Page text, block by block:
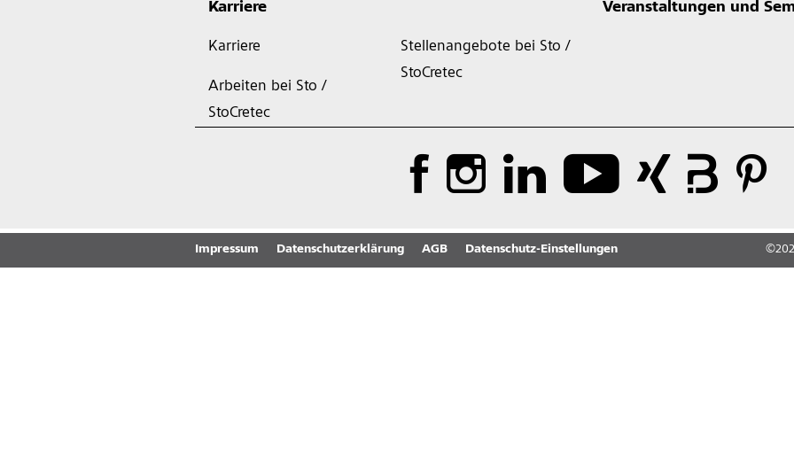
Karriere
Karriere
Arbeiten bei Sto /
StoCretec
Stellenangebote bei Sto /
StoCretec
Veranstaltungen und
Impressum Datenschutzerklärung AGB Datenschutz-Einstellungen ©